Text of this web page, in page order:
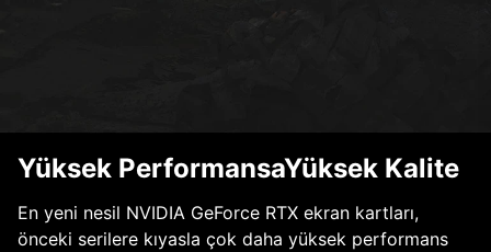
Yüksek PerformansaYüksek Kalite
En yeni nesil NVIDIA GeForce RTX ekran kartları,
önceki serilere kıyasla çok daha yüksek performans